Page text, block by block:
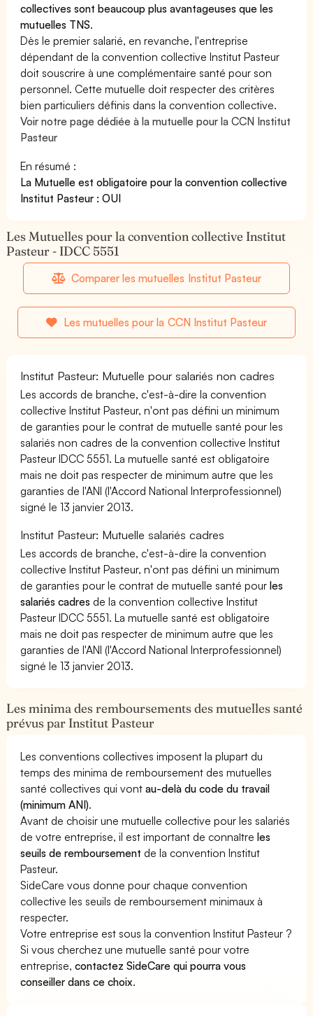
collectives sont beaucoup plus avantageuses que les
mutuelles TNS.
Dès le premier salarié, en revanche, l'entreprise
dépendant de la convention collective Institut Pasteur
doit souscrire à une complémentaire santé pour son
personnel. Cette mutuelle doit respecter des critères
bien particuliers définis dans la convention collective.
Voir notre page dédiée à la mutuelle pour la CCN Institut
Pasteur
En résumé :
La Mutuelle est obligatoire pour la convention collective
Institut Pasteur : OUI
Les Mutuelles pour la convention collective Institut
Pasteur - IDCC 5551
Comparer les mutuelles Institut Pasteur
Les mutuelles pour la CCN Institut Pasteur
Institut Pasteur: Mutuelle pour salariés non cadres
Les accords de branche, c'est-à-dire la convention
collective Institut Pasteur, n'ont pas défini un minimum
de garanties pour le contrat de mutuelle santé pour les
salariés non cadres de la convention collective Institut
Pasteur IDCC 5551. La mutuelle santé est obligatoire
mais ne doit pas respecter de minimum autre que les
garanties de l'ANI (l'Accord National Interprofessionnel)
signé le 13 janvier 2013.
Institut Pasteur: Mutuelle salariés cadres
Les accords de branche, c'est-à-dire la convention
collective Institut Pasteur, n'ont pas défini un minimum
de garanties pour le contrat de mutuelle santé pourles
salariés cadres de la convention collective Institut
Pasteur IDCC 5551. La mutuelle santé est obligatoire
mais ne doit pas respecter de minimum autre que les
garanties de l'ANI (l'Accord National Interprofessionnel)
signé le 13 janvier 2013.
Les minima des remboursements des mutuelles santé
prévus par Institut Pasteur
Les conventions collectives imposent la plupart du
temps des minima de remboursement des mutuelles
santé collectives qui vontau-delà du code du travail
(minimum ANI).
Avant de choisir une mutuelle collective pour les salariés
de votre entreprise, il est important de connaîtreles
seuils de remboursement de la convention Institut
Pasteur.
SideCare vous donne pour chaque convention
collective les seuils de remboursement minimaux à
respecter.
Votre entreprise est sous la convention Institut Pasteur ?
Si vous cherchez une mutuelle santé pour votre
entreprise,contactez SideCare qui pourra vous
conseiller dans ce choix.